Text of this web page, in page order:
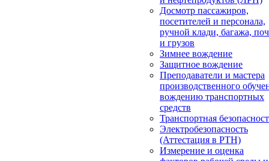
Досмотр пассажиров,
посетителей и персонала,
ручной клади, багажа,
и грузов
Зимнее вождение
Защитное вождение
Преподаватели и мастера
производственного
вождению транспортных
средств
Транспортная
Электробезопасность
(Аттестация в РТН)
Измерение и оценка